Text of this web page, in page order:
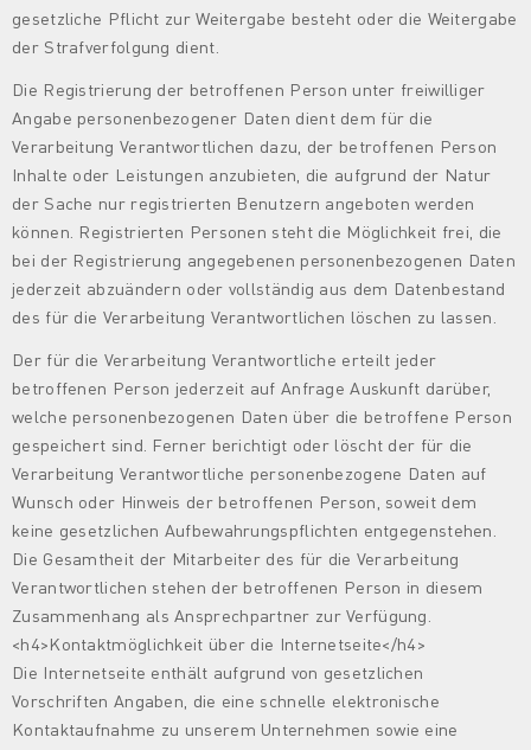
gesetzliche Pflicht zur Weitergabe besteht oder die Weitergabe
der Strafverfolgung dient.
Die Registrierung der betroffenen Person unter freiwilliger
Angabe personenbezogener Daten dient dem für die
Verarbeitung Verantwortlichen dazu, der betroffenen Person
Inhalte oder Leistungen anzubieten, die aufgrund der Natur
der Sache nur registrierten Benutzern angeboten werden
können. Registrierten Personen steht die Möglichkeit frei, die
bei der Registrierung angegebenen personenbezogenen Daten
jederzeit abzuändern oder vollständig aus dem Datenbestand
des für die Verarbeitung Verantwortlichen löschen zu lassen.
Der für die Verarbeitung Verantwortliche erteilt jeder
betroffenen Person jederzeit auf Anfrage Auskunft darüber,
welche personenbezogenen Daten über die betroffene Person
gespeichert sind. Ferner berichtigt oder löscht der für die
Verarbeitung Verantwortliche personenbezogene Daten auf
Wunsch oder Hinweis der betroffenen Person, soweit dem
keine gesetzlichen Aufbewahrungspflichten entgegenstehen.
Die Gesamtheit der Mitarbeiter des für die Verarbeitung
Verantwortlichen stehen der betroffenen Person in diesem
Zusammenhang als Ansprechpartner zur Verfügung.
<h4>Kontaktmöglichkeit über die Internetseite</h4>
Die Internetseite enthält aufgrund von gesetzlichen
Vorschriften Angaben, die eine schnelle elektronische
Kontaktaufnahme zu unserem Unternehmen sowie eine